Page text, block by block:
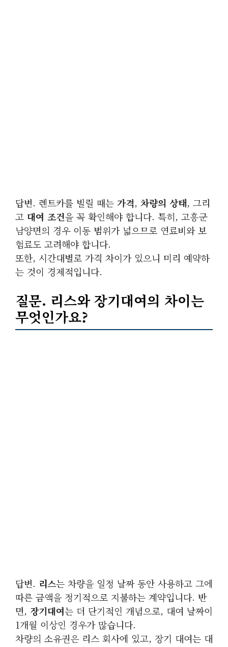
답변. 렌트카를 빌릴 때는 가격, 차량의 상태, 그리
고 대여 조건을 꼭 확인해야 합니다. 특히, 고흥군
남양면의 경우 이동 범위가 넓으므로 연료비와 보
험료도 고려해야 합니다.
또한, 시간대별로 가격 차이가 있으니 미리 예약하
는 것이 경제적입니다.
질문. 리스와 장기대여의 차이는
무엇인가요?
답변. 리스는 차량을 일정 날짜 동안 사용하고 그에
따른 금액을 정기적으로 지불하는 계약입니다. 반
면, 장기대여는 더 단기적인 개념으로, 대여 날짜이
1개월 이상인 경우가 많습니다.
차량의 소유권은 리스 회사에 있고, 장기 대여는 대